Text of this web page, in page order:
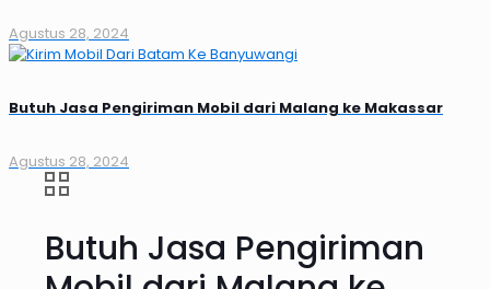
Agustus 28, 2024
Butuh Jasa Pengiriman Mobil dari Malang ke Makassar
Agustus 28, 2024
Butuh Jasa Pengiriman